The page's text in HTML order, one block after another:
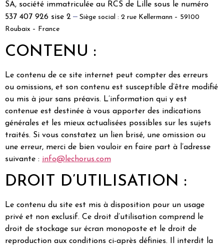
SA, société immatriculée au RCS de Lille sous le numéro
537 407 926 sise 2 – Siège social : 2 rue Kellermann – 59100
Roubaix – France
CONTENU :
Le contenu de ce site internet peut compter des erreurs
ou omissions, et son contenu est susceptible d’être modifié
ou mis à jour sans préavis. L’information qui y est
contenue est destinée à vous apporter des indications
générales et les mieux actualisées possibles sur les sujets
traités. Si vous constatez un lien brisé, une omission ou
une erreur, merci de bien vouloir en faire part à l’adresse
suivante : info@lechorus.com
DROIT D’UTILISATION :
Le contenu du site est mis à disposition pour un usage
privé et non exclusif. Ce droit d’utilisation comprend le
droit de stockage sur écran monoposte et le droit de
reproduction aux conditions ci-après définies. Il interdit la